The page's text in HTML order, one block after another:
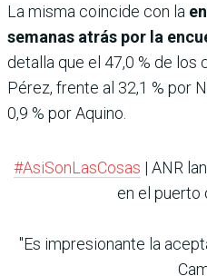
La misma coincide con la
semanas atrás por la
detalla que el 47,0 % de
Pérez, frente al 32,1 % por
0,9 % por Aquino.
#AsiSonLasCosas | ANR
en el puerto
"Es impresionante la